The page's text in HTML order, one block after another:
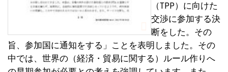
（TPP）に向けた
交渉に参加する決
断をした。その
旨、参加国に通知をする」ことを表明しました。その
中では、世界の（経済・貿易に関する）ルール作りへ